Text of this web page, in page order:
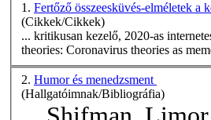
1. Fertőző összeesküvés-elméletek a
(Cikkek/Cikkek)
... kritikusan kezelő, 2020-as internetes mémekből mutat
theories: Coronavirus theories as
2. Humor és menedzsment
(Hallgatóimnak/Bibliográfia)